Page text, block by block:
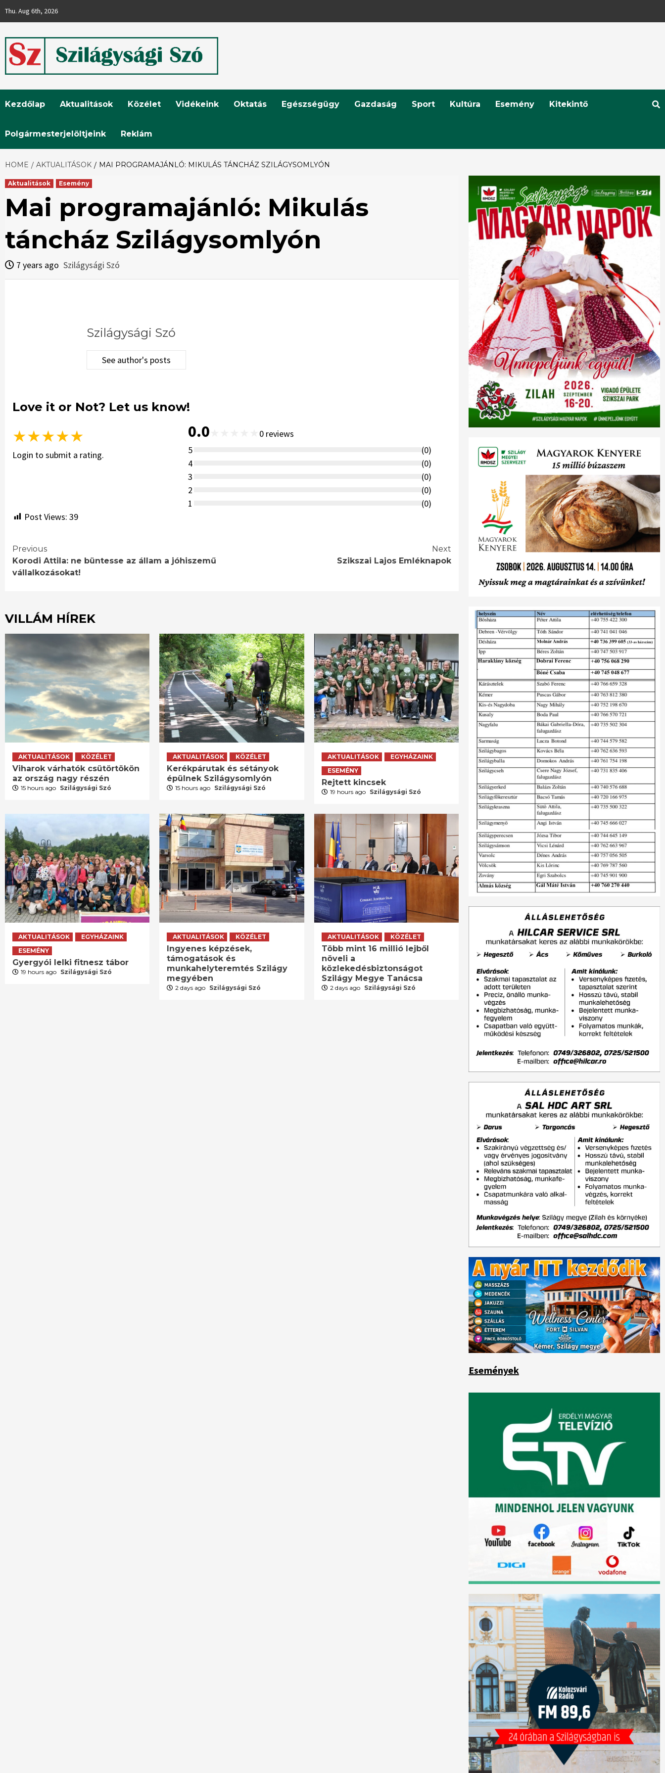
Thu. Aug 6th, 2026
Szilágysági
Szó
Kezdőlap Aktualitások Közélet Vidékeink Oktatás Egészségügy Gazdaság Sport Kultúra Esemény Kitekintő
Polgármesterjelöltjeink Reklám
HOME AKTUALITÁSOK MAI PROGRAMAJÁNLÓ: MIKULÁS TÁNCHÁZ SZILÁGYSOMLYÓN
Aktualitások Esemény
Mai programajánló: Mikulás
táncház Szilágysomlyón
7 years ago Szilágysági Szó
Szilágysági Szó
See author's posts
Love it or Not? Let us know!
★★★★★
Login to submit a rating.
0.0 0 reviews
5
(0)
4
(0)
3
(0)
2
(0)
1
(0)
Post Views: 39
Continue
Reading
Previous
Korodi Attila: ne büntesse az állam a jóhiszemű
vállalkozásokat!
Next
Szikszai Lajos Emléknapok
VILLÁM HÍREK
AKTUALITÁSOK KÖZÉLET
Viharok várhatók csütörtökön
az ország nagy részén
15 hours ago Szilágysági Szó
AKTUALITÁSOK KÖZÉLET
Kerékpárutak és sétányok
épülnek Szilágysomlyón
15 hours ago Szilágysági Szó
AKTUALITÁSOK
EGYHÁZAINK
ESEMÉNY
Rejtett kincsek
19 hours ago Szilágysági Szó
AKTUALITÁSOK
EGYHÁZAINK
ESEMÉNY
Gyergyói lelki fitnesz tábor
19 hours ago Szilágysági Szó
AKTUALITÁSOK KÖZÉLET
Ingyenes képzések,
támogatások és
munkahelyteremtés Szilágy
megyében
2 days ago Szilágysági Szó
AKTUALITÁSOK KÖZÉLET
Több mint 16 millió lejből
növeli a
közlekedésbiztonságot
Szilágy Megye Tanácsa
2 days ago Szilágysági Szó
Események